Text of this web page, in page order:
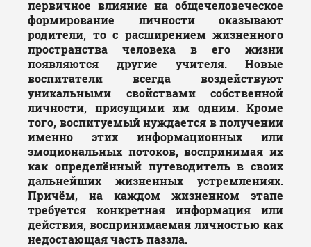
первичное влияние на общечеловеческое
формирование личности оказывают
родители, то с расширением жизненного
пространства человека в его жизни
появляются другие учителя. Новые
воспитатели всегда воздействуют
уникальными свойствами собственной
личности, присущими им одним. Кроме
того, воспитуемый нуждается в получении
именно этих информационных или
эмоциональных потоков, воспринимая их
как определённый путеводитель в своих
дальнейших жизненных устремлениях.
Причём, на каждом жизненном этапе
требуется конкретная информация или
действия, воспринимаемая личностью как
недостающая часть паззла.